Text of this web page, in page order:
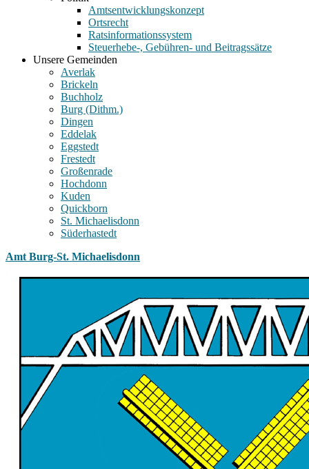
Amtsentwicklungskonzept
Ortsrecht
Ratsinformationssystem
Steuerhebe-, Gebühren- und Beitragssätze
Unsere Gemeinden
Averlak
Brickeln
Buchholz
Burg (Dithm.)
Dingen
Eddelak
Eggstedt
Frestedt
Großenrade
Hochdonn
Kuden
Quickborn
St. Michaelisdonn
Süderhastedt
Amt Burg-St. Michaelisdonn